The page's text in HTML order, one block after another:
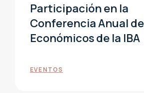
Participación en la
Conferencia Anual
Económicos de la IBA
EVENTOS